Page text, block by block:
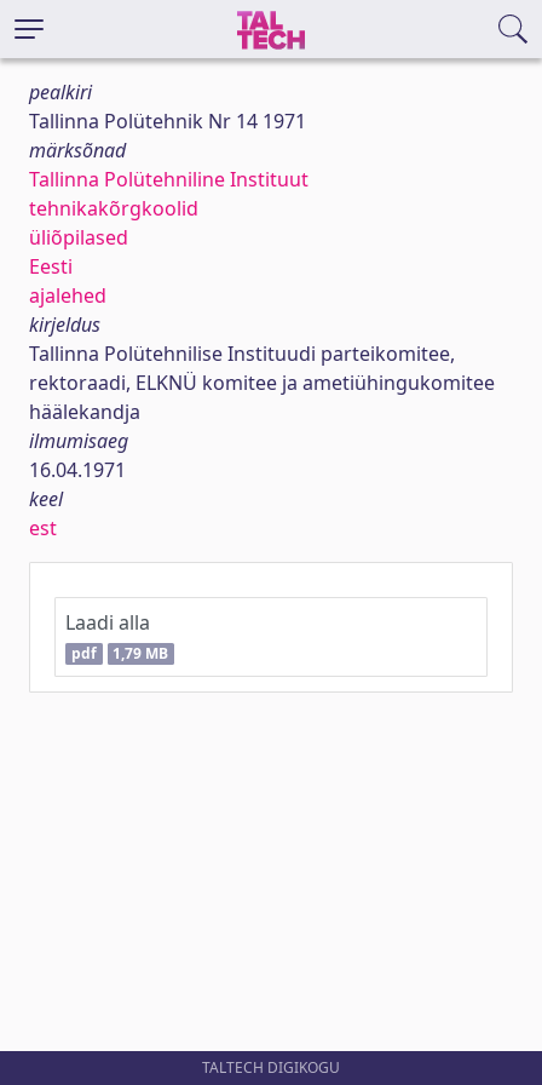
pealkiri
Tallinna Polütehnik Nr 14 1971
märksõnad
Tallinna Polütehniline Instituut
tehnikakõrgkoolid
üliõpilased
Eesti
ajalehed
kirjeldus
Tallinna Polütehnilise Instituudi parteikomitee,
rektoraadi, ELKNÜ komitee ja ametiühingukomitee
häälekandja
ilmumisaeg
16.04.1971
keel
est
Laadi alla
pdf 1,79 MB
TALTECH DIGIKOGU